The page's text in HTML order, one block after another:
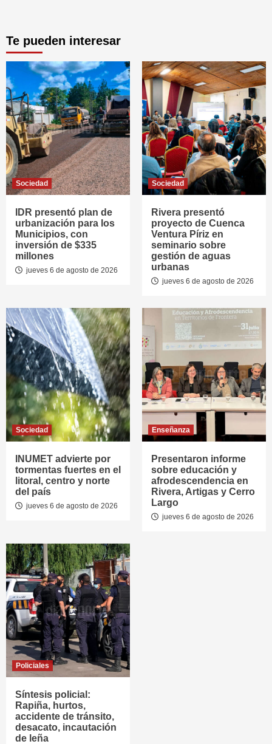
Te pueden interesar
Sociedad
IDR presentó plan de
urbanización para los
Municipios, con
inversión de $335
millones
jueves 6 de agosto de 2026
Sociedad
Rivera presentó
proyecto de Cuenca
Ventura Píriz en
seminario sobre
gestión de aguas
urbanas
jueves 6 de agosto de 2026
Sociedad
INUMET advierte por
tormentas fuertes en el
litoral, centro y norte
del país
jueves 6 de agosto de 2026
Enseñanza
Presentaron informe
sobre educación y
afrodescendencia en
Rivera, Artigas y Cerro
Largo
jueves 6 de agosto de 2026
Policiales
Síntesis policial:
Rapiña, hurtos,
accidente de tránsito,
desacato, incautación
de leña